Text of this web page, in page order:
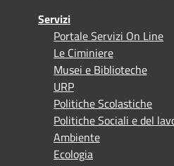
Servizi
Portale Servizi On Line
Le Ciminiere
Musei e Biblioteche
URP
Politiche Scolastiche
Politiche Sociali e del
Ambiente
Ecologia